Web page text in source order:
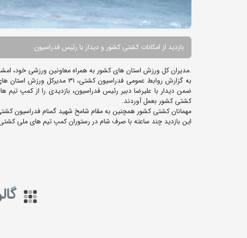
بازدید از امکانات کشتی کشور و دیدار با رئیس فدراسیون
.مدیران کل ورزش استان های کشور به همراه معاونین ورزشی خود،
به گزارش روابط عمومی
ضمن دیدار با علیرضا دبیر رئیس فدراسیون، بازدیدی را از کمپ
کشتی کشور بعمل آوردند.
مهمانان کشتی کشور همچنین به مقام شامخ شهید گمنام فدراسیون
این بازدید چند ساعته با صرف شام در رستوران کمپ تیم های ملی